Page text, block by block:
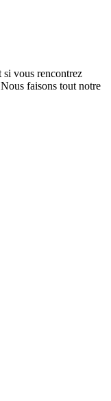
si vous rencontrez
faisons tout notre